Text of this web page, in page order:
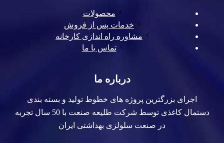
محصولات
خدمات پس از فروش
مشاوره راه اندازی کارخانه
تماس با ما
درباره ما
اجرای بزرگترین پروژه های خطوط تولید و بسته بندی
دستمال کاغذی توسط شرکت طلیعه صنعت با 50 سال تجربه
در صنعت سلولزی بهداشتی ایران